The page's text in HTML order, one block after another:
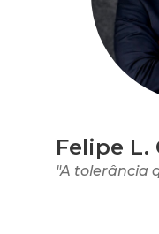
Felipe L.
"A tolerância